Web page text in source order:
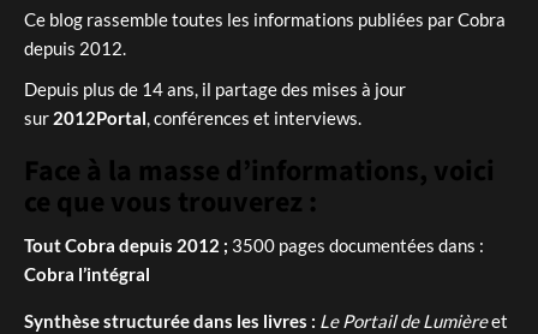
Ce blog rassemble toutes les informations publiées par Cobra
depuis 2012.
Depuis plus de 14 ans, il partage des mises à jour
sur 2012Portal, conférences et interviews.
Face à la masse d’informations, voici
ce que vous trouverez :
Tout Cobra depuis 2012 ; 3500 pages documentées dans :
Cobra l’intégral
Synthèse structurée dans les livres : Le Portail de Lumièreet